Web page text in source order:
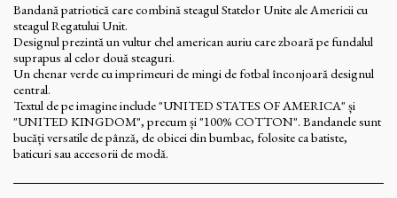
Bandană patriotică care combină steagul Statelor Unite ale Americii cu
steagul Regatului Unit.
Designul prezintă un vultur chel american auriu care zboară pe fundalul
suprapus al celor două steaguri.
Un chenar verde cu imprimeuri de mingi de fotbal înconjoară designul
central.
Textul de pe imagine include "UNITED STATES OF AMERICA" și
"UNITED KINGDOM", precum și "100% COTTON". Bandanele sunt
bucăți versatile de pânză, de obicei din bumbac, folosite ca batiste,
baticuri sau accesorii de modă.